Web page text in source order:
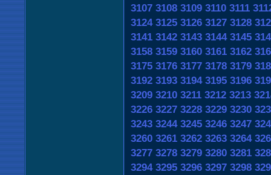
3107 3108 3109 3110 3111
3124 3125 3126 3127 3128
3141 3142 3143 3144 3145
3158 3159 3160 3161 3162
3175 3176 3177 3178 3179
3192 3193 3194 3195 3196
3209 3210 3211 3212 3213
3226 3227 3228 3229 3230
3243 3244 3245 3246 3247
3260 3261 3262 3263 3264
3277 3278 3279 3280 3281
3294 3295 3296 3297 3298